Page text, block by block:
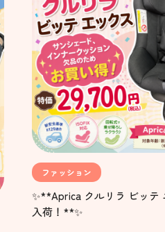
ファッション
✨**Aprica クルリラ ビッテ
入荷！**✨